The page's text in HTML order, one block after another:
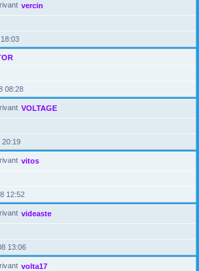
vercin
08:28
VOLTAGE
20:19
vitos
12:52
videaste
13:06
volta17